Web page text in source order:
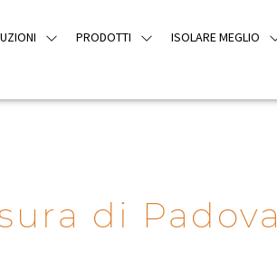
PRODOTTI ISOLARE MEGLIO
di Padova